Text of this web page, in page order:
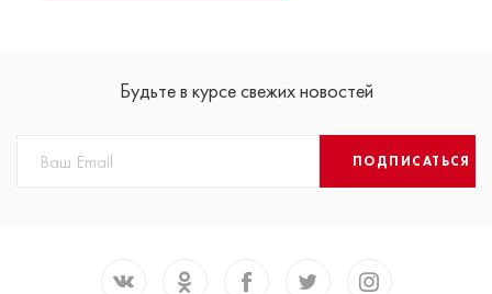
Будьте в курсе свежих новостей
ПОДПИСАТЬСЯ